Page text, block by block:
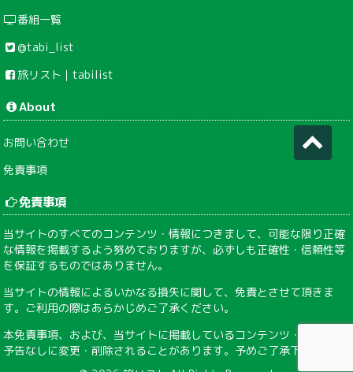
番組一覧
@tabi_list
旅リスト｜tabilist
About
お問い合わせ
免責事項
免責事項
当サイトのすべてのコンテンツ・情報につきまして、可能な限り正確
な情報を掲載するよう努めておりますが、必ずしも正確性・信頼性等
を保証するものではありません。
当サイトの情報によるいかなる損失に関して、免責とさせて頂きま
す。ご利用の際はあらかじめご了承ください。
本免責事項、および、当サイトに掲載しているコンテンツ・情報は、
予告なしに変更・削除されることがあります。予めご了承下さい。